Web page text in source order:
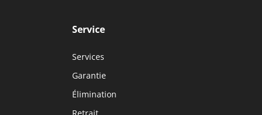
Service
Services
Garantie
Élimination